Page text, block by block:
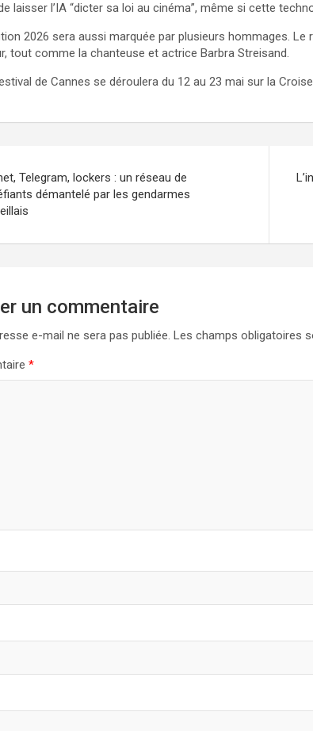
laisser l’IA “dicter sa loi au cinéma”, même si cette
2026 sera aussi marquée par plusieurs hommages.
tout comme la chanteuse et actrice Barbra Streisand.
de Cannes se déroulera du 12 au 23 mai sur la
Telegram, lockers : un réseau de
démantelé par les gendarmes
un commentaire
e-mail ne sera pas publiée. Les champs obligatoires
*